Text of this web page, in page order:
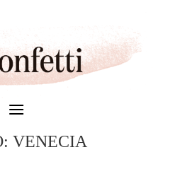
VENECIA